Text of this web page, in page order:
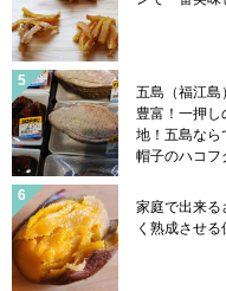
五島（福江島
豊富！一押
地！五島なら
帽子のハコフ
家庭で出来る
く熟成させ